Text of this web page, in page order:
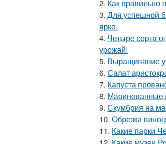
2. Как правильно
3. Для успешной
ярко.
4. Четыре сорта
урожай!
5. Выращивание
6. Салат
7. Капуста
8. Маринованные
9. Скумбрия на
10. Обрезка
11. Какие парки